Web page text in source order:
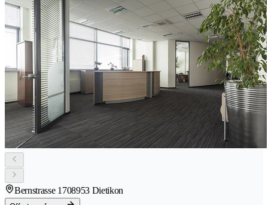
Bernstrasse 1708953 Dietikon